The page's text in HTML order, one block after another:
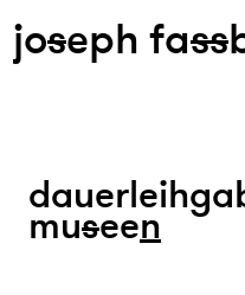
joseph fass
museen